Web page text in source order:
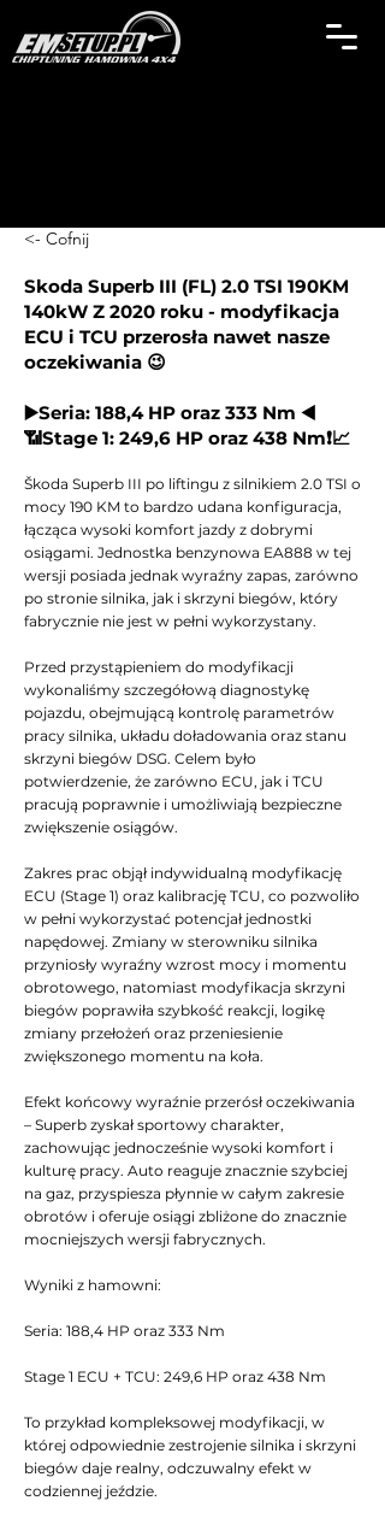
<- Cofnij
Skoda Superb III (FL) 2.0 TSI 190KM
140kW Z 2020 roku - modyfikacja
ECU i TCU przerosła nawet nasze
oczekiwania 😉
▶️Seria: 188,4 HP oraz 333 Nm ◀️
📶Stage 1: 249,6 HP oraz 438 Nm❗📈
Škoda Superb III po liftingu z silnikiem 2.0 TSI o
mocy 190 KM to bardzo udana konfiguracja,
łącząca wysoki komfort jazdy z dobrymi
osiągami. Jednostka benzynowa EA888 w tej
wersji posiada jednak wyraźny zapas, zarówno
po stronie silnika, jak i skrzyni biegów, który
fabrycznie nie jest w pełni wykorzystany.
Przed przystąpieniem do modyfikacji
wykonaliśmy szczegółową diagnostykę
pojazdu, obejmującą kontrolę parametrów
pracy silnika, układu doładowania oraz stanu
skrzyni biegów DSG. Celem było
potwierdzenie, że zarówno ECU, jak i TCU
pracują poprawnie i umożliwiają bezpieczne
zwiększenie osiągów.
Zakres prac objął indywidualną modyfikację
ECU (Stage 1) oraz kalibrację TCU, co pozwoliło
w pełni wykorzystać potencjał jednostki
napędowej. Zmiany w sterowniku silnika
przyniosły wyraźny wzrost mocy i momentu
obrotowego, natomiast modyfikacja skrzyni
biegów poprawiła szybkość reakcji, logikę
zmiany przełożeń oraz przeniesienie
zwiększonego momentu na koła.
Efekt końcowy wyraźnie przerósł oczekiwania
– Superb zyskał sportowy charakter,
zachowując jednocześnie wysoki komfort i
kulturę pracy. Auto reaguje znacznie szybciej
na gaz, przyspiesza płynnie w całym zakresie
obrotów i oferuje osiągi zbliżone do znacznie
mocniejszych wersji fabrycznych.
Wyniki z hamowni:
Seria: 188,4 HP oraz 333 Nm
Stage 1 ECU + TCU: 249,6 HP oraz 438 Nm
To przykład kompleksowej modyfikacji, w
której odpowiednie zestrojenie silnika i skrzyni
biegów daje realny, odczuwalny efekt w
codziennej jeździe.